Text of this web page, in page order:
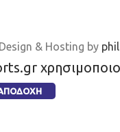
& Hosting by